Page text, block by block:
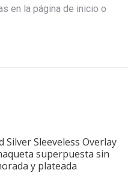
en la página de inicio o
Silver Sleeveless Overlay
superpuesta sin
y plateada